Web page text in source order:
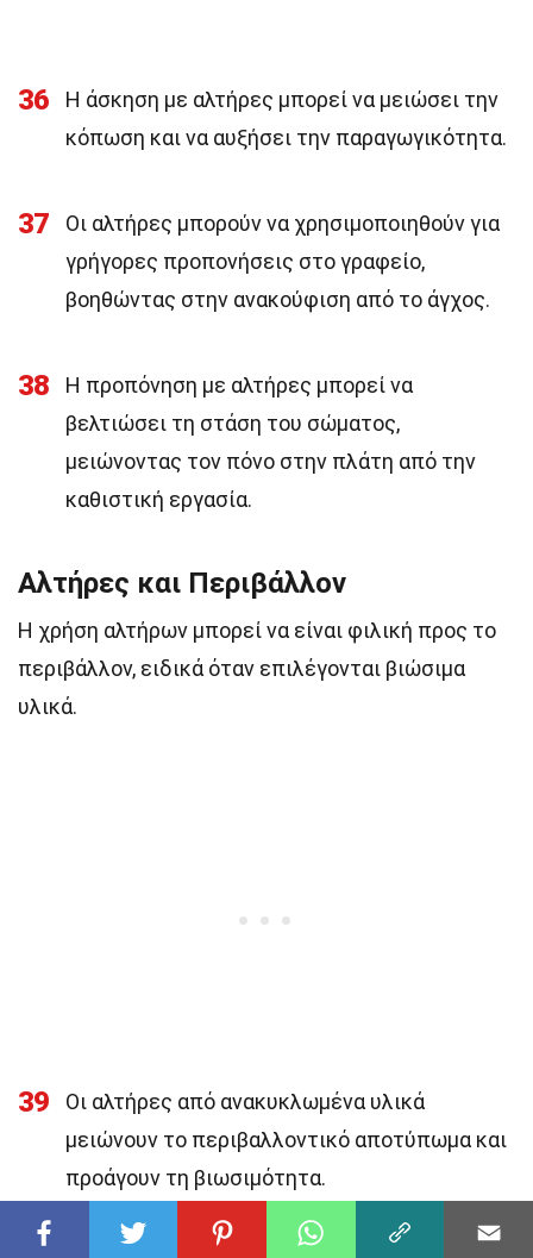
36
Η άσκηση με αλτήρες μπορεί να μειώσει την
κόπωση και να αυξήσει την παραγωγικότητα.
37
Οι αλτήρες μπορούν να χρησιμοποιηθούν για
γρήγορες προπονήσεις στο γραφείο,
βοηθώντας στην ανακούφιση από το άγχος.
38
Η προπόνηση με αλτήρες μπορεί να
βελτιώσει τη στάση του σώματος,
μειώνοντας τον πόνο στην πλάτη από την
καθιστική εργασία.
Αλτήρες και Περιβάλλον
Η χρήση αλτήρων μπορεί να είναι φιλική προς το
περιβάλλον, ειδικά όταν επιλέγονται βιώσιμα
υλικά.
39
Οι αλτήρες από ανακυκλωμένα υλικά
μειώνουν το περιβαλλοντικό αποτύπωμα και
προάγουν τη βιωσιμότητα.